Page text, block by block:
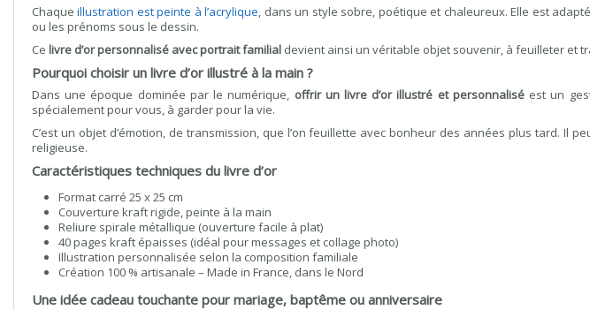
Chaqueillustration est peinte à l’acrylique, dans un style sobre, poétique et chaleureux. Elle est
ou les prénoms sous le dessin.
Ce livre d’or personnalisé avec portrait familial devient ainsi un véritable objet souvenir, à feuilleter et
Pourquoi choisir un livre d’or illustré à la main ?
Dans une époque dominée par le numérique, offrir un livre d’or illustré et personnaliséest un
spécialement pour vous, à garder pour la vie.
C’est un objet d’émotion, de transmission, que l’on feuillette avec bonheur des années plus tard. Il
religieuse.
Caractéristiques techniques du livre d’or
Format carré 25 x 25 cm
Couverture kraft rigide, peinte à la main
Reliure spirale métallique (ouverture facile à plat)
40 pages kraft épaisses (idéal pour messages et collage photo)
Illustration personnalisée selon la composition familiale
Création 100 % artisanale – Made in France, dans le Nord
Une idée cadeau touchante pour mariage, baptême ou anniversaire